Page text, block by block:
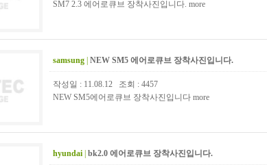
SM7 2.3 에어로큐브 장착사진입니다. more
samsung NEW SM5 에어로큐브 장착사진입니다.
작성일 : 11.08.12 조회 : 4457
NEW SM5에어로큐브 장착사진입니다 more
hyundai bk2.0 에어로큐브 장착사진입니다.